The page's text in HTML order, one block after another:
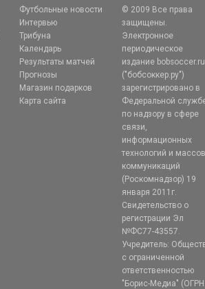
Футбольные новости
Интервью
Трибуна
Календарь
Результаты матчей
Прогнозы
Магазин подарков
Карта сайта
© 2009 Все права
защищены.
Электронное
периодическое
издание bobsoccer.ru
("бобсоккер.ру")
зарегистрировано в
Федеральной
по надзору в сфере
связи,
информационных
технологий и
коммуникаций
(Роскомнадзор) 19
января 2011г.
Свидетельство о
регистрации Эл
№ФС77-43557.
Учредитель:
с ограниченной
ответственностью
"Борис-Медиа" (ОГРН